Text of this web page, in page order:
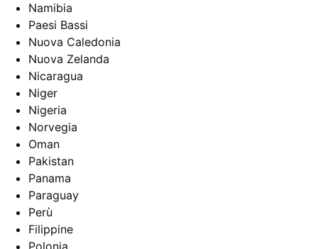
Namibia
Paesi Bassi
Nuova Caledonia
Nuova Zelanda
Nicaragua
Niger
Nigeria
Norvegia
Oman
Pakistan
Panama
Paraguay
Perù
Filippine